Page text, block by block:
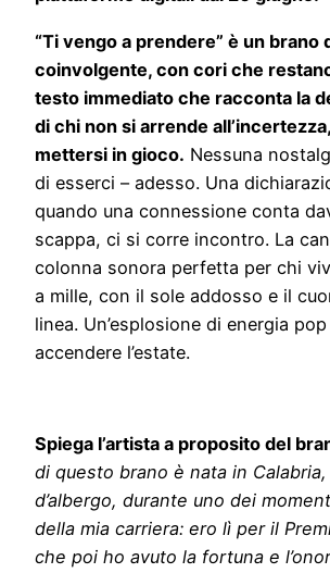
“Ti vengo a prendere” è un brano
coinvolgente, con cori che
testo immediato che racconta la
di chi non si arrende
mettersi in gioco. Nessuna
di esserci – adesso. Una
quando una connessione conta
scappa, ci si corre incontro. La
colonna sonora perfetta per chi
a mille, con il sole addosso e il
linea. Un’esplosione di energia
accendere l’estate.
Spiega l’artista a proposito del
di questo brano è nata in
d’albergo, durante uno dei
della mia carriera: ero lì per il
che poi ho avuto la fortuna e